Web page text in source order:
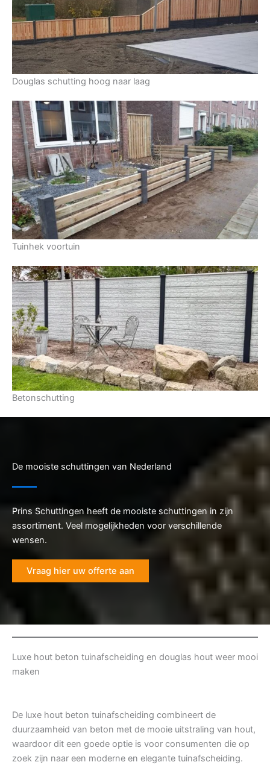
Douglas schutting hoog naar laag
Tuinhek voortuin
Betonschutting
De mooiste schuttingen van Nederland
Prins Schuttingen heeft de mooiste schuttingen in zijn
assortiment. Veel mogelijkheden voor verschillende
wensen.
Vraag hier uw offerte aan
Luxe hout beton tuinafscheiding en douglas hout weer mooi
maken
De luxe hout beton tuinafscheiding combineert de
duurzaamheid van beton met de mooie uitstraling van hout,
waardoor dit een goede optie is voor consumenten die op
zoek zijn naar een moderne en elegante tuinafscheiding.